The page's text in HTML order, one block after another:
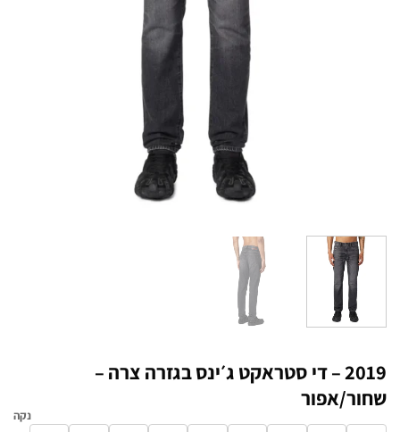
2019 – די סטראקט ג׳ינס בגזרה צרה –
שחור/אפור
נקה